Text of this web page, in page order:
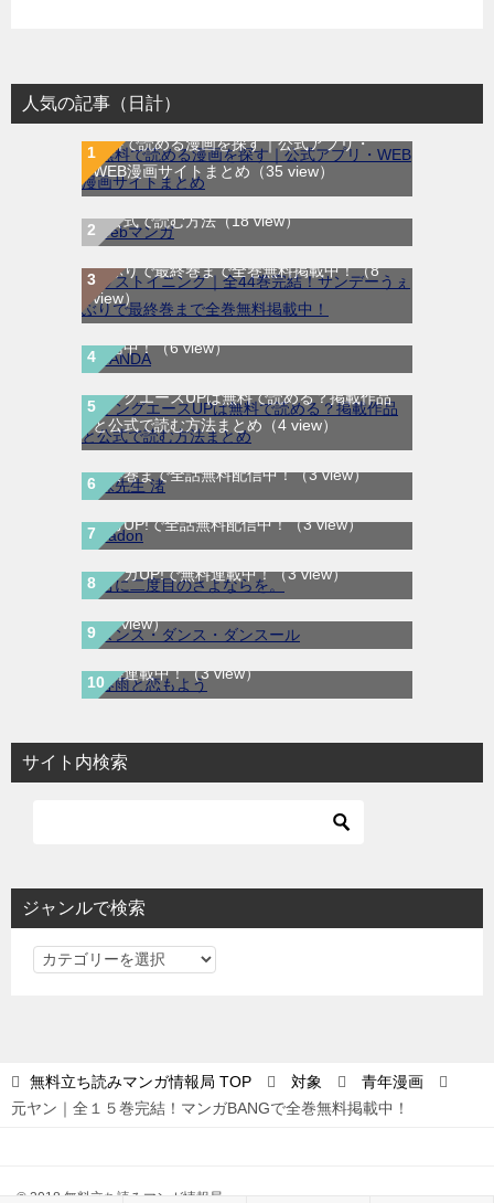
人気の記事（日計）
無料で読める漫画を探す｜公式アプリ・
WEB漫画サイトまとめ （35 view）
WEB漫画サイト一覧｜ブラウザで無料漫画
を公式で読む方法（18 view）
ラストイニング｜全44巻完結！サンデーう
ぇぶりで最終巻まで全巻無料掲載中！（8
view）
SANDA｜最新刊第3巻！マンガBANGで無料
配信中！（6 view）
ヤングエースUPは無料で読める？掲載作品
と公式で読む方法まとめ （4 view）
妹先生 渚｜全5巻完結！サンデーうぇぶりで
最終巻まで全話無料配信中！（3 view）
BADON-バードン-｜最新刊第8巻連載中！マ
ンガUP!で全話無料配信中！（3 view）
君に二度目のさよならを。｜最新刊第2巻！
マンガUP!で無料連載中！（3 view）
ダンス・ダンス・ダンスール｜最新刊第25
巻！全話無料で読める公式マンガアプリ！
（3 view）
春雨と恋もよう｜全3巻完結！マンガMeeで
無料連載中！（3 view）
サイト内検索
ジャンルで検索
ジ
検
無料立ち読みマンガ情報局 TOP 対象
青年漫画
元ヤン｜全１５巻完結！マンガBANGで全巻無料掲載中！
© 2018 無料立ち読みマンガ情報局